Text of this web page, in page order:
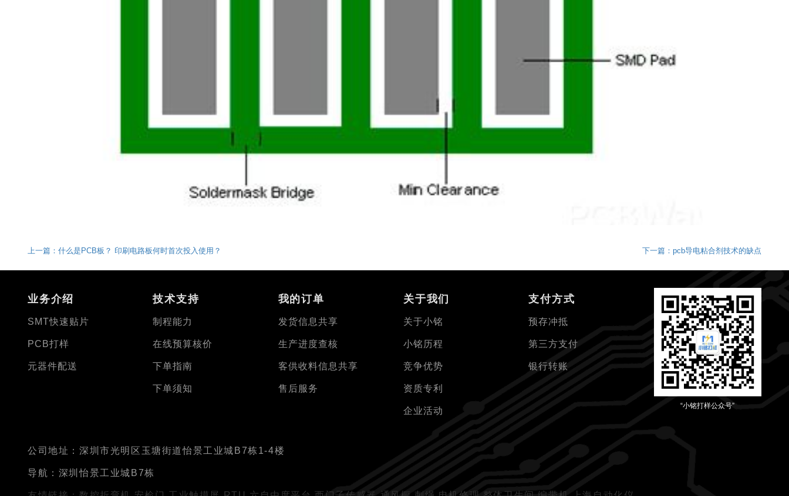
上一篇：什么是PCB板？ 印刷电路板何时首次投入使用？ 下一篇：pcb导电粘合剂技术的缺点
业务介绍
SMT快速贴片
PCB打样
元器件配送
技术支持
制程能力
在线预算核价
下单指南
下单须知
我的订单
发货信息共享
生产进度查核
客供收料信息共享
售后服务
关于我们
关于小铭
小铭历程
竞争优势
资质专利
企业活动
支付方式
预存冲抵
第三方支付
银行转账
公司地址：深圳市光明区玉塘街道怡景工业城B7栋1-4楼
导航：深圳怡景工业城B7栋
“小铭打样公众号”